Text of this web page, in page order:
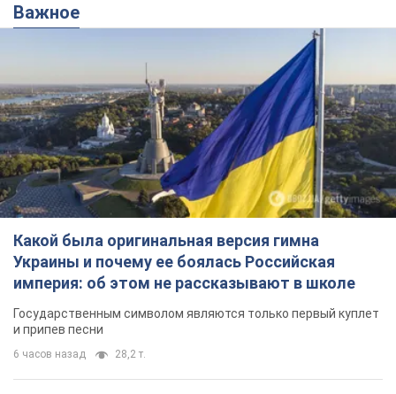
Важное
Какой была оригинальная версия гимна
Украины и почему ее боялась Российская
империя: об этом не рассказывают в школе
Государственным символом являются только первый куплет
и припев песни
6 часов назад 28,2 т.